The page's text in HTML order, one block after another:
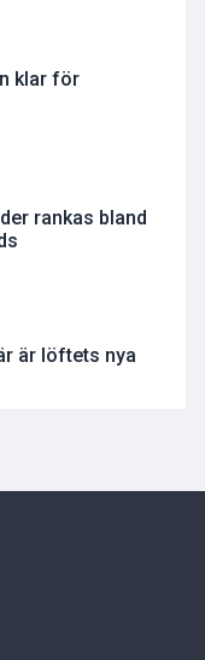
klar för
rankas bland
är löftets nya